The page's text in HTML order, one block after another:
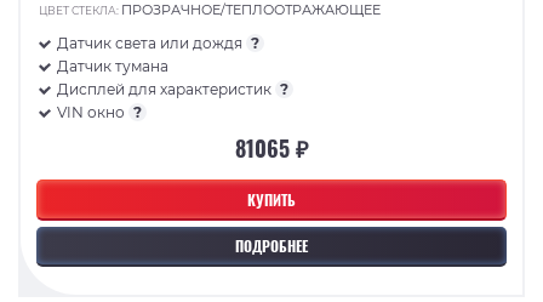
КУПИТЬ
ПОДРОБНЕЕ
ЦВЕТ СТЕКЛА: ПРОЗРАЧНОЕ/ТЕПЛООТРАЖАЮЩЕЕ
Датчик света или дождя ?
Датчик тумана
Дисплей для характеристик ?
VIN окно ?
81065 ₽